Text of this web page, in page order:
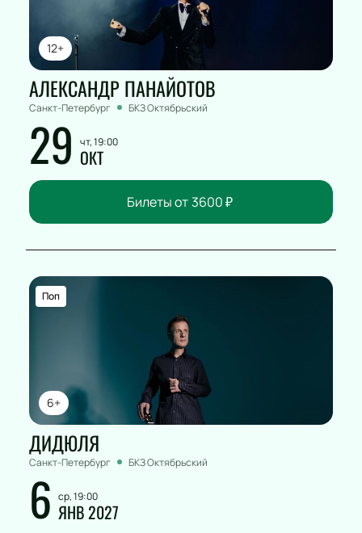
12+
АЛЕКСАНДР ПАНАЙОТОВ
Санкт-Петербург БКЗ Октябрьский
29 чт, 19:00
ОКТ
Билеты от 3600₽
6+
Поп
ДИДЮЛЯ
Санкт-Петербург БКЗ Октябрьский
6 ср, 19:00
ЯНВ 2027